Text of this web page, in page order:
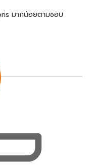
มากน้อยตามชอบ